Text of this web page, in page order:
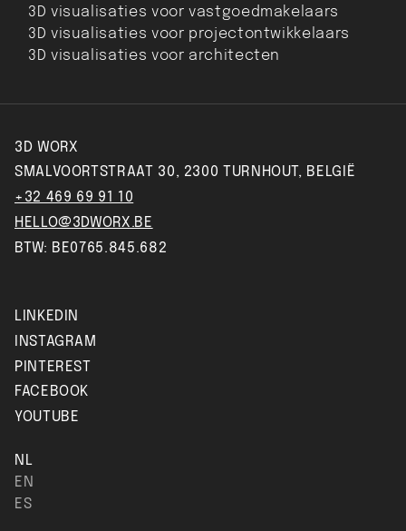
3D visualisaties voor vastgoedmakelaars
3D visualisaties voor projectontwikkelaars
3D visualisaties voor architecten
3D WORX
SMALVOORTSTRAAT 30, 2300 TURNHOUT, BELGIË
+32 469 69 91 10
HELLO@3DWORX.BE
BTW: BE0765.845.682
LINKEDIN
INSTAGRAM
PINTEREST
FACEBOOK
YOUTUBE
NL
EN
ES